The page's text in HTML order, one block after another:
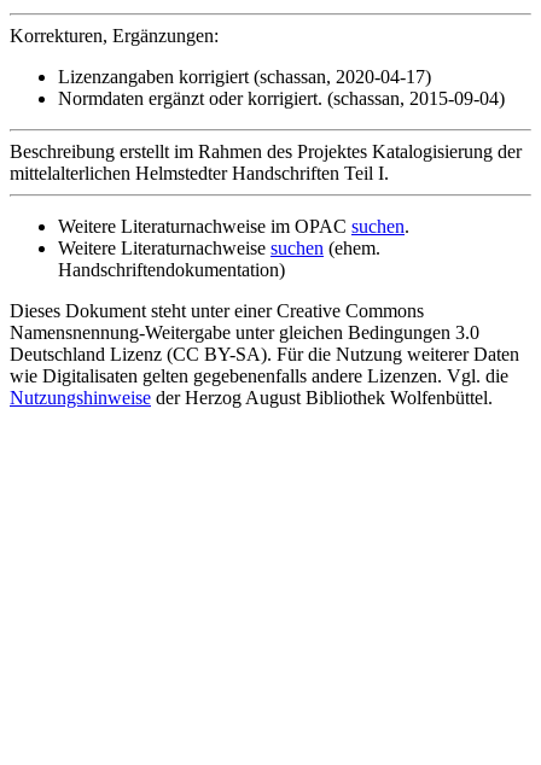
Korrekturen, Ergänzungen:
Lizenzangaben korrigiert (schassan, 2020-04-17)
Normdaten ergänzt oder korrigiert. (schassan, 2015-09-04)
Beschreibung erstellt im Rahmen des Projektes Katalogisierung der
mittelalterlichen Helmstedter Handschriften Teil I.
Weitere Literaturnachweise im OPAC suchen.
Weitere Literaturnachweise suchen (ehem.
Handschriftendokumentation)
Dieses Dokument steht unter einer Creative Commons
Namensnennung-Weitergabe unter gleichen Bedingungen 3.0
Deutschland Lizenz (CC BY-SA). Für die Nutzung weiterer Daten
wie Digitalisaten gelten gegebenenfalls andere Lizenzen. Vgl. die
Nutzungshinweise der Herzog August Bibliothek Wolfenbüttel.